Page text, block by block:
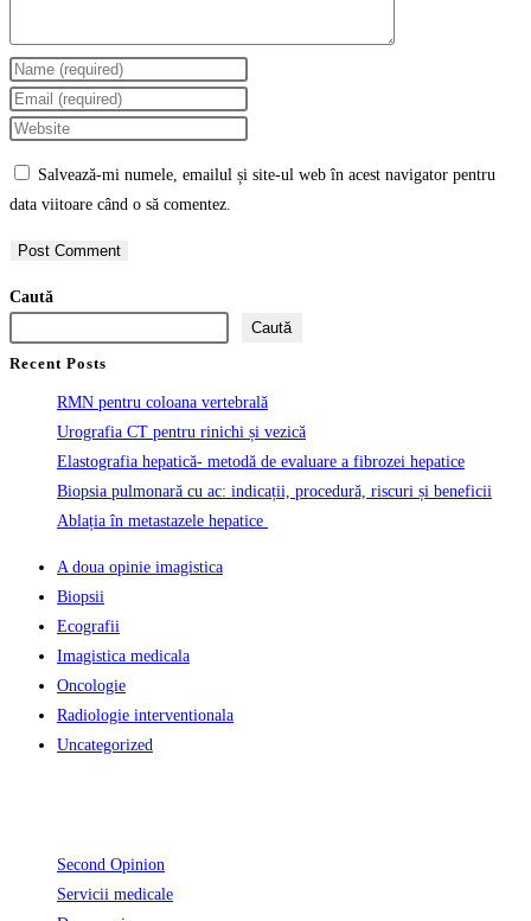
Enter
your
name
username
to
comment
Enter
your
address
to
comment
Enter
website
URL
(optional)
Salvează-mi numele, emailul și site-ul web în acest navigator pentru
data viitoare când o să comentez.
Caută
Caută
Recent Posts
RMN pentru coloana vertebrală
Urografia CT pentru rinichi și vezică
Elastografia hepatică- metodă de evaluare a fibrozei hepatice
Biopsia pulmonară cu ac: indicații, procedură, riscuri și beneficii
Ablația în metastazele hepatice
A doua opinie imagistica
Biopsii
Ecografii
Imagistica medicala
Oncologie
Radiologie interventionala
Uncategorized
Second Opinion
Servicii medicale